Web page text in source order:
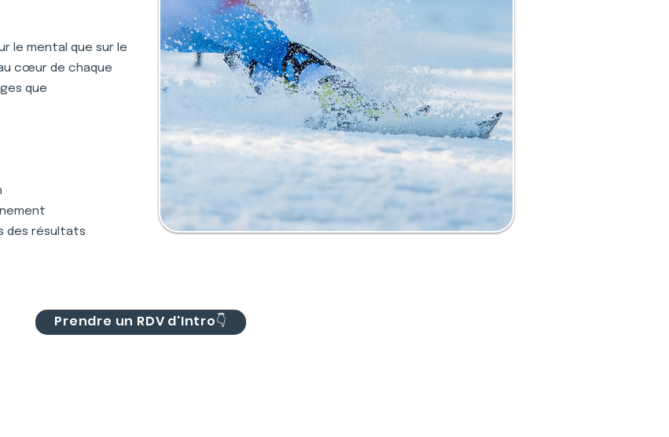
le mental que sur le
cœur de chaque
que
des résultats
Prendre un RDV d'Intro👇